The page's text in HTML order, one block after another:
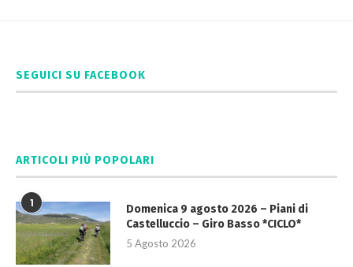
SEGUICI SU FACEBOOK
ARTICOLI PIÙ POPOLARI
1
Domenica 9 agosto 2026 – Piani di
Castelluccio – Giro Basso *CICLO*
5 Agosto 2026